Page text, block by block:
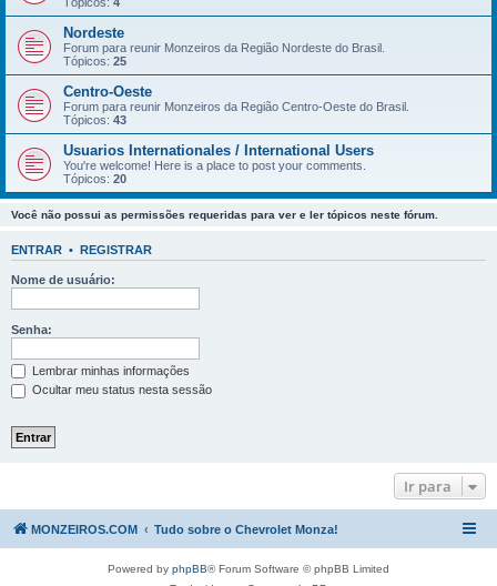
Nordeste
Forum para reunir Monzeiros da Região Nordeste do Brasil.
Tópicos: 25
Centro-Oeste
Forum para reunir Monzeiros da Região Centro-Oeste do Brasil.
Tópicos: 43
Usuarios Internationales / International Users
You're welcome! Here is a place to post your comments.
Tópicos: 20
Você não possui as permissões requeridas para ver e ler tópicos neste fórum.
ENTRAR • REGISTRAR
Nome de usuário:
Senha:
Lembrar minhas informações
Ocultar meu status nesta sessão
Ir para
MONZEIROS.COM Tudo sobre o Chevrolet Monza!
Powered by phpBB® Forum Software © phpBB Limited